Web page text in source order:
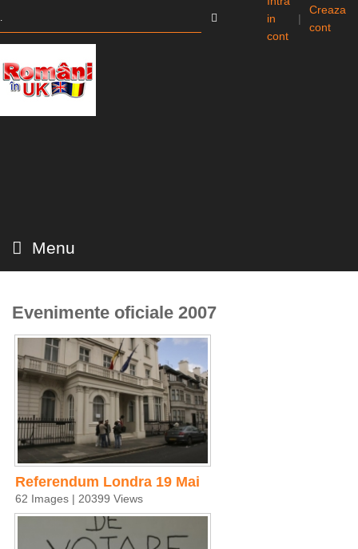
in
cont
|
Creaza
cont
Menu
Evenimente oficiale 2007
Referendum Londra 19 Mai
62 Images | 20399 Views